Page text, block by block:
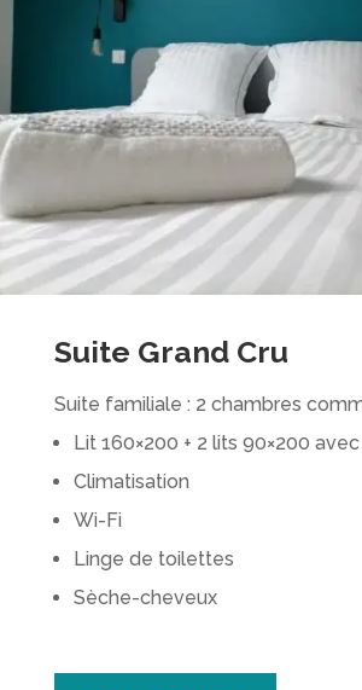
Suite Grand Cru
Suite familiale : 2 chambres
Lit 160×200 + 2 lits 90×200
Climatisation
Wi-Fi
Linge de toilettes
Sèche-cheveux